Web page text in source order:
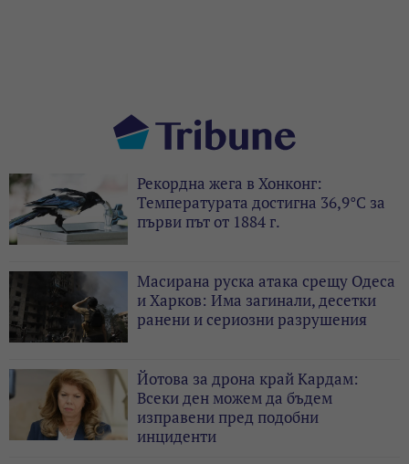
Рекордна жега в Хонконг:
Температурата достигна 36,9°C за
първи път от 1884 г.
Масирана руска атака срещу Одеса
и Харков: Има загинали, десетки
ранени и сериозни разрушения
Йотова за дрона край Кардам:
Всеки ден можем да бъдем
изправени пред подобни
инциденти